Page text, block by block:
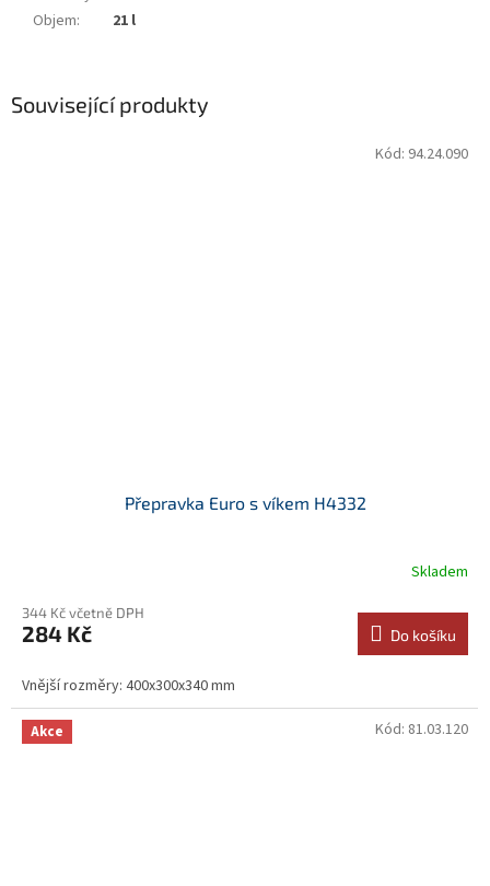
Související produkty
Přepravka Euro s víkem H4332
Skladem
344 Kč včetně DPH
284 Kč Do košíku
Vnější rozměry: 400x300x340 mm
Kód: 94.24.090
Akce Kód: 81.03.120
Objem: 21 l